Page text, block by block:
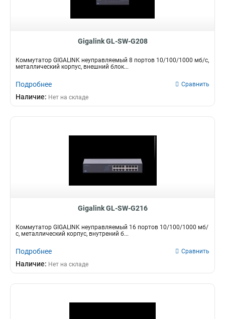
Gigalink GL-SW-G208
Коммутатор GIGALINK неуправляемый 8 портов 10/100/1000 мб/с,
металлический корпус, внешний блок...
Подробнее Сравнить
Наличие: Нет на складе
Gigalink GL-SW-G216
Коммутатор GIGALINK неуправляемый 16 портов 10/100/1000 мб/
с, металлический корпус, внутрений б...
Подробнее Сравнить
Наличие: Нет на складе